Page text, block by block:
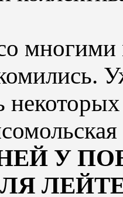
многими
У